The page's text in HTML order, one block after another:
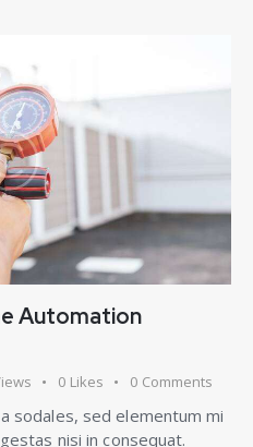
Automation
0 Likes 0 Comments
sodales, sed elementum mi
nisi in consequat.